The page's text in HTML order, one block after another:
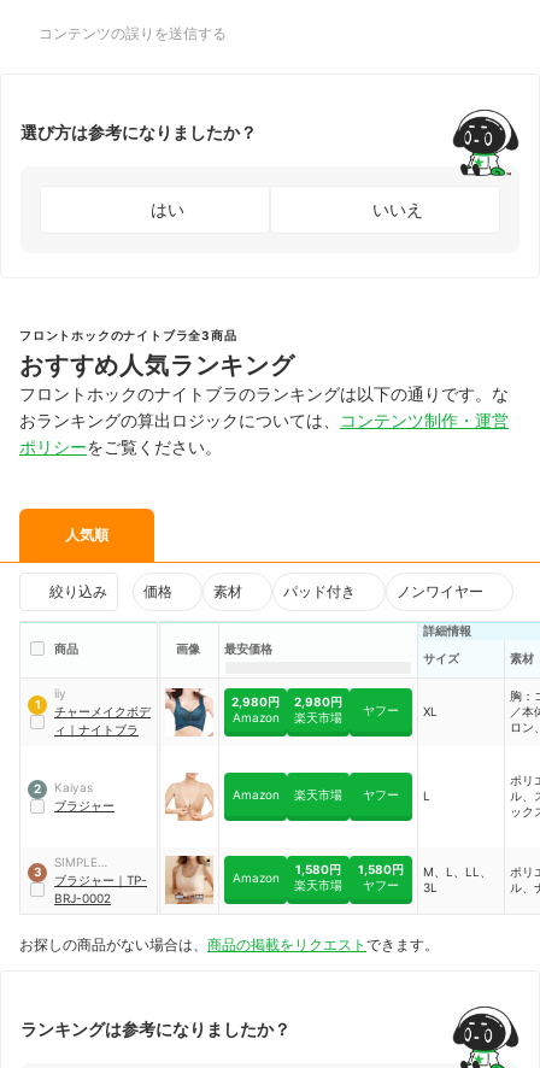
コンテンツの誤りを送信する
選び方は参考になりましたか？
はい いいえ
フロントホックのナイトブラ全3商品
おすすめ人気ランキング
フロントホックのナイトブラのランキングは以下の通りです。な
おランキングの算出ロジックについては、
コンテンツ制作・運営
ポリシーをご覧ください。
人気順
絞り込み 価格 素材 パッド付き ノンワイヤー
商品 画像 最安価格
詳細情報
サイズ
素材
1
iiy
チャーメイクボデ
ィ ｜ ナイトブラ
2,980円
Amazon
2,980円
楽天市場
ヤフー XL
胸：
／本
ロン
2
Kaiyas
ブラジャー
Amazon 楽天市場 ヤフー L
ポリ
ル、
ック
3
SIMPLE
INNOVATION
ブラジャー ｜ TP-
BRJ-0002
Amazon
1,580円
楽天市場
1,580円
ヤフー
M、L、LL、
3L
ポリ
ル、
お探しの商品がない場合は、 商品の掲載をリクエスト できます。
ランキングは参考になりましたか？